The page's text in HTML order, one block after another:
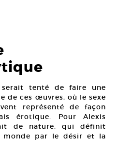
serait tenté de faire une
de ces œuvres, où le sexe
représenté de façon
érotique. Pour Alexis
de nature, qui définit
monde par le désir et la